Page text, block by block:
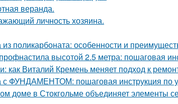
веранда.
личность хозяина.
поликарбоната: особенности и
высотой 2.5 метра: пошаговая
как Виталий Кремень меняет подход к
ФУНДАМЕНТОМ: пошаговая инструкция по
доме в Стокгольме объединяет элементы